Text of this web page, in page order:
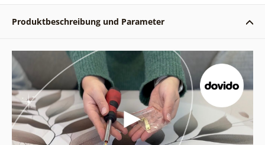
Produktbeschreibung und Parameter